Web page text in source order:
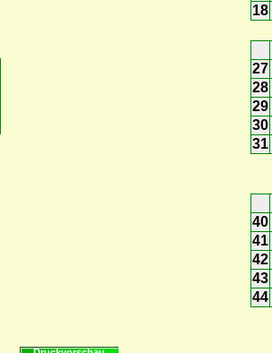
18
27
28
29
30
31
40
41
42
43
44